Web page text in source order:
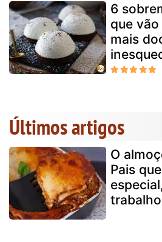
6
que
mais
Últimos artigos
O
Pais
trabalho